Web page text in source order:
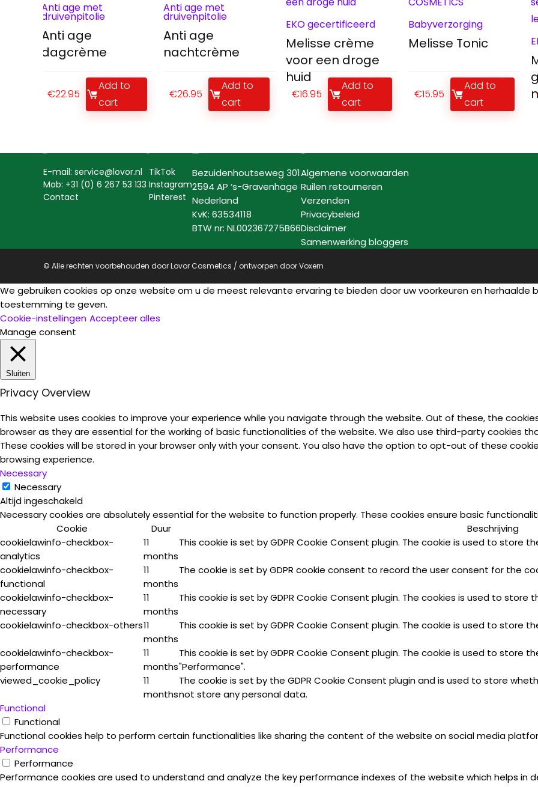
Anti age met
druivenpitolie
Anti age
dagcrème
€22.95
Add to
cart
Anti age met
druivenpitolie
Anti age
nachtcrème
€26.95
Add to
cart
EKO gecertificeerd
Melisse crème
voor een droge
huid
€16.95
Add to
cart
Babyverzorging
Melisse Tonic
€15.95
Add to
cart
E-mail: service@lovor.nl
Mob: +31 (0) 6 267 53 133
Contact
TikTok
Instagram
Pinterest
Bezuidenhoutseweg 301
2594 AP ‘s-Gravenhage
Nederland
KvK: 63534118
BTW nr: NL002367275B66
Algemene voorwaarden
Ruilen retourneren
Verzenden
Privacybeleid
Disclaimer
Samenwerking bloggers
© Alle rechten voorbehouden door Lovor Cosmetics / ontworpen doorVoxern
We gebruiken cookies op onze website om u de meest relevante ervaring te bieden door uw voorkeuren en
toestemming te geven.
Cookie-instellingen Accepteer alles
Manage consent
Sluiten
Privacy Overview
This website uses cookies to improve your experience while you navigate through the website. Out of these, the
browser as they are essential for the working of basic functionalities of the website. We also use third-party cookies
These cookies will be stored in your browser only with your consent. You also have the option to opt-out of these
browsing experience.
Necessary
Necessary
Altijd ingeschakeld
Necessary cookies are absolutely essential for the website to function properly. These cookies ensure basic
Cookie
Duur
Beschrijving
cookielawinfo-checkbox-
analytics
11
months
This cookie is set by GDPR Cookie Consent plugin. The cookie is used to store
cookielawinfo-checkbox-
functional
11
months
The cookie is set by GDPR cookie consent to record the user consent for the
cookielawinfo-checkbox-
necessary
11
months
This cookie is set by GDPR Cookie Consent plugin. The cookies is used to
cookielawinfo-checkbox-others11
months
This cookie is set by GDPR Cookie Consent plugin. The cookie is used to store
cookielawinfo-checkbox-
performance
11
months
This cookie is set by GDPR Cookie Consent plugin. The cookie is used to store
"Performance".
viewed_cookie_policy
11
months
The cookie is set by the GDPR Cookie Consent plugin and is used to store
not store any personal data.
Functional
Functional
Functional cookies help to perform certain functionalities like sharing the content of the website on social media
Performance
Performance
Performance cookies are used to understand and analyze the key performance indexes of the website which helps in